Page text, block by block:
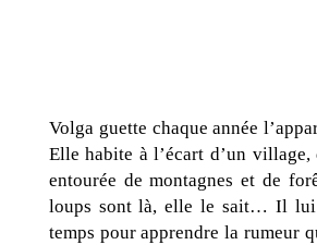
Volga guette chaque année
Elle habite à l’écart d’un village,
entourée de montagnes et de
loups sont là, elle le sait… Il lui
temps pour apprendre la rumeur